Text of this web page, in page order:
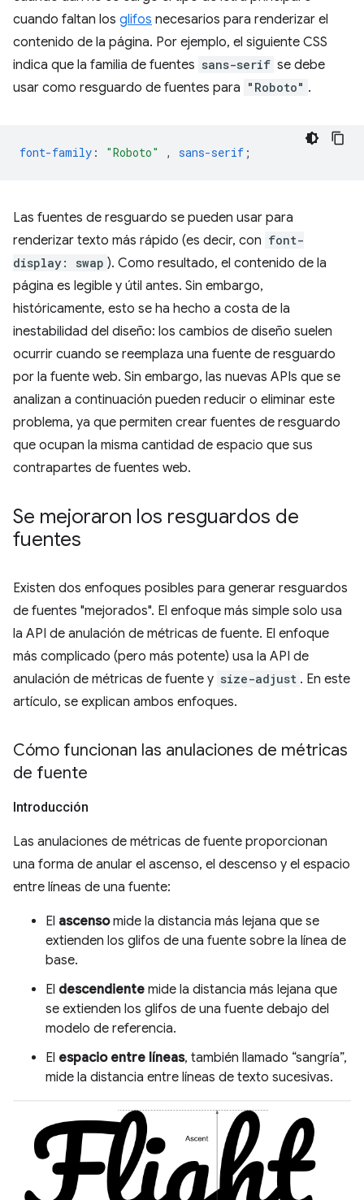
cuando faltan los glifos necesarios para renderizar el
contenido de la página. Por ejemplo, el siguiente CSS
indica que la familia de fuentes sans-serif se debe
usar como resguardo de fuentes para "Roboto" .
font-family : "Roboto" , sans-serif ;
Las fuentes de resguardo se pueden usar para
renderizar texto más rápido (es decir, con font-
display: swap ). Como resultado, el contenido de la
página es legible y útil antes. Sin embargo,
históricamente, esto se ha hecho a costa de la
inestabilidad del diseño: los cambios de diseño suelen
ocurrir cuando se reemplaza una fuente de resguardo
por la fuente web. Sin embargo, las nuevas APIs que se
analizan a continuación pueden reducir o eliminar este
problema, ya que permiten crear fuentes de resguardo
que ocupan la misma cantidad de espacio que sus
contrapartes de fuentes web.
Se mejoraron los resguardos de
fuentes
Existen dos enfoques posibles para generar resguardos
de fuentes "mejorados". El enfoque más simple solo usa
la API de anulación de métricas de fuente. El enfoque
más complicado (pero más potente) usa la API de
anulación de métricas de fuente y size-adjust . En este
artículo, se explican ambos enfoques.
Cómo funcionan las anulaciones de métricas
de fuente
Introducción
Las anulaciones de métricas de fuente proporcionan
una forma de anular el ascenso, el descenso y el espacio
entre líneas de una fuente:
El ascensomide la distancia más lejana que se
extienden los glifos de una fuente sobre la línea de
base.
El descendiente mide la distancia más lejana que
se extienden los glifos de una fuente debajo del
modelo de referencia.
El espacio entre líneas, también llamado “sangría”,
mide la distancia entre líneas de texto sucesivas.